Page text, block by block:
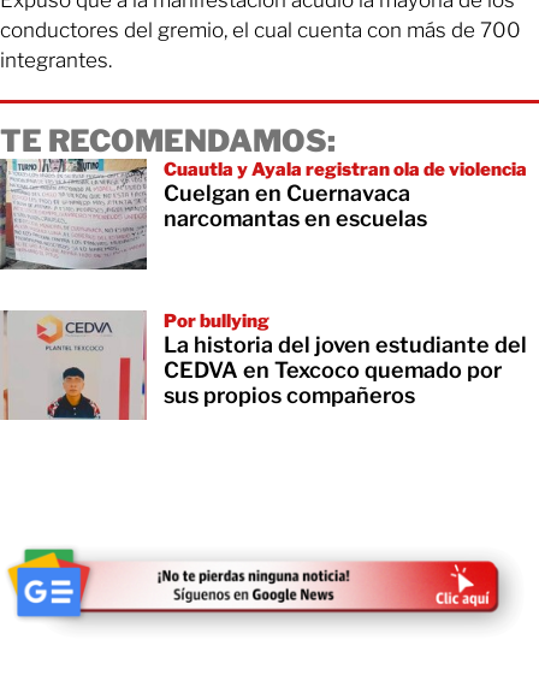
conductores del gremio, el cual cuenta con más de 700
integrantes.
TE RECOMENDAMOS:
Cuautla y Ayala registran ola de violencia
Cuelgan en Cuernavaca
narcomantas en escuelas
Por bullying
La historia del joven estudiante del
CEDVA en Texcoco quemado por
sus propios compañeros